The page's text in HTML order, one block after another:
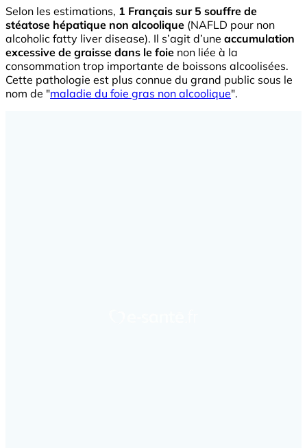
Selon les estimations, 1 Français sur 5 souffre de
stéatose hépatique non alcoolique (NAFLD pour non
alcoholic fatty liver disease). Il s’agit d’une accumulation
excessive de graisse dans le foie non liée à la
consommation trop importante de boissons alcoolisées.
Cette pathologie est plus connue du grand public sous le
nom de "maladie du foie gras non alcoolique".